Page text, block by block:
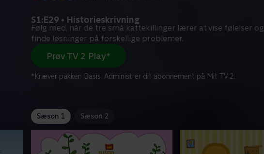
S1:E29 • Historieskrivning
Følg med, når de tre små kattekillinger lærer at vise følelser og
finde løsninger på forskellige problemer.
Prøv TV 2 Play*
*Kræver pakken Basis. Administrer dit abonnement på Mit TV 2.
Sæson 1 Sæson 2